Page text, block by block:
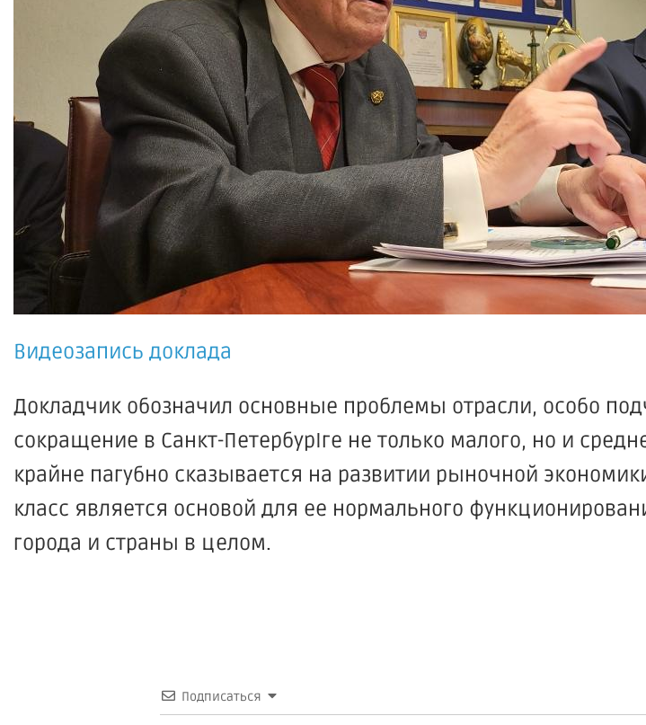
Видеозапись доклада
Докладчик обозначил основные проблемы отрасли, особо
сокращение в Санкт-ПетербурIге не только малого, но и
крайне пагубно сказывается на развитии рыночной
класс является основой для ее нормального
города и страны в целом.
Подписаться